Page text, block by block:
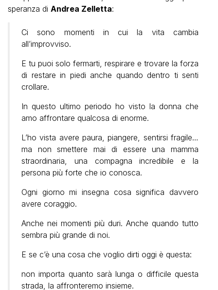
speranza di Andrea Zelletta:
Ci sono momenti in cui la vita cambia
all’improvviso.
E tu puoi solo fermarti, respirare e trovare la forza
di restare in piedi anche quando dentro ti senti
crollare.
In questo ultimo periodo ho visto la donna che
amo affrontare qualcosa di enorme.
L’ho vista avere paura, piangere, sentirsi fragile…
ma non smettere mai di essere una mamma
straordinaria, una compagna incredibile e la
persona più forte che io conosca.
Ogni giorno mi insegna cosa significa davvero
avere coraggio.
Anche nei momenti più duri. Anche quando tutto
sembra più grande di noi.
E se c’è una cosa che voglio dirti oggi è questa:
non importa quanto sarà lunga o difficile questa
strada, la affronteremo insieme.